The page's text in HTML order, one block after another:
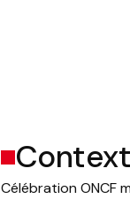
Célébration ONCF